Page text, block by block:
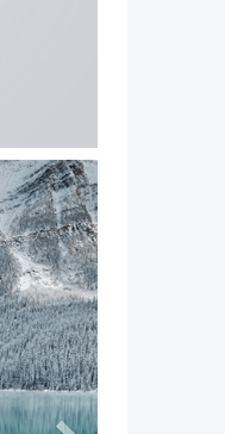
Volgende